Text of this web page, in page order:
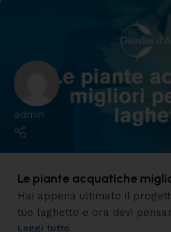
admin
Le piante acquatiche
Hai appena ultimato il
tuo laghetto e ora devi
Leggi tutto